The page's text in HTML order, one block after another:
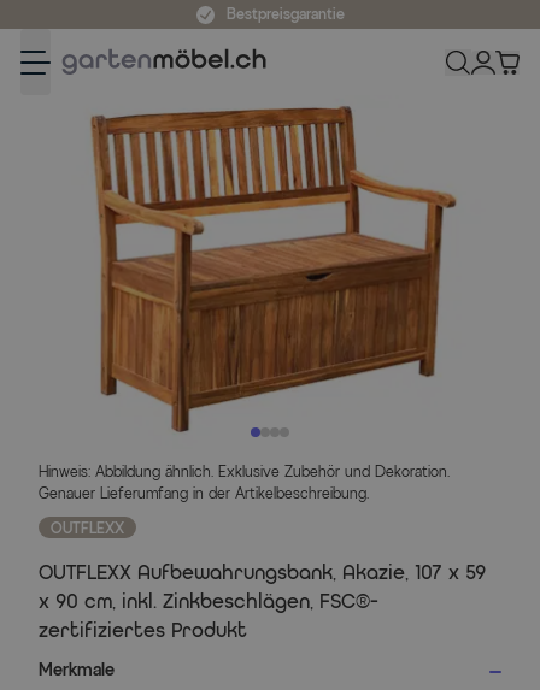
Bestpreisgarantie
Hinweis: Abbildung ähnlich. Exklusive Zubehör und Dekoration.
Genauer Lieferumfang in der Artikelbeschreibung.
OUTFLEXX
OUTFLEXX Aufbewahrungsbank, Akazie, 107 x 59
x 90 cm, inkl. Zinkbeschlägen, FSC®-
zertifiziertes Produkt
Merkmale